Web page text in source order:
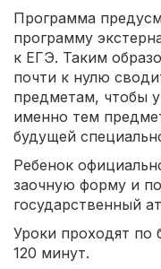
Программа
программу
к ЕГЭ. Таким
почти к нулю
предметам, чтобы
именно тем
будущей
Ребенок
заочную форму и
государственный
Уроки проходят по
120 минут.